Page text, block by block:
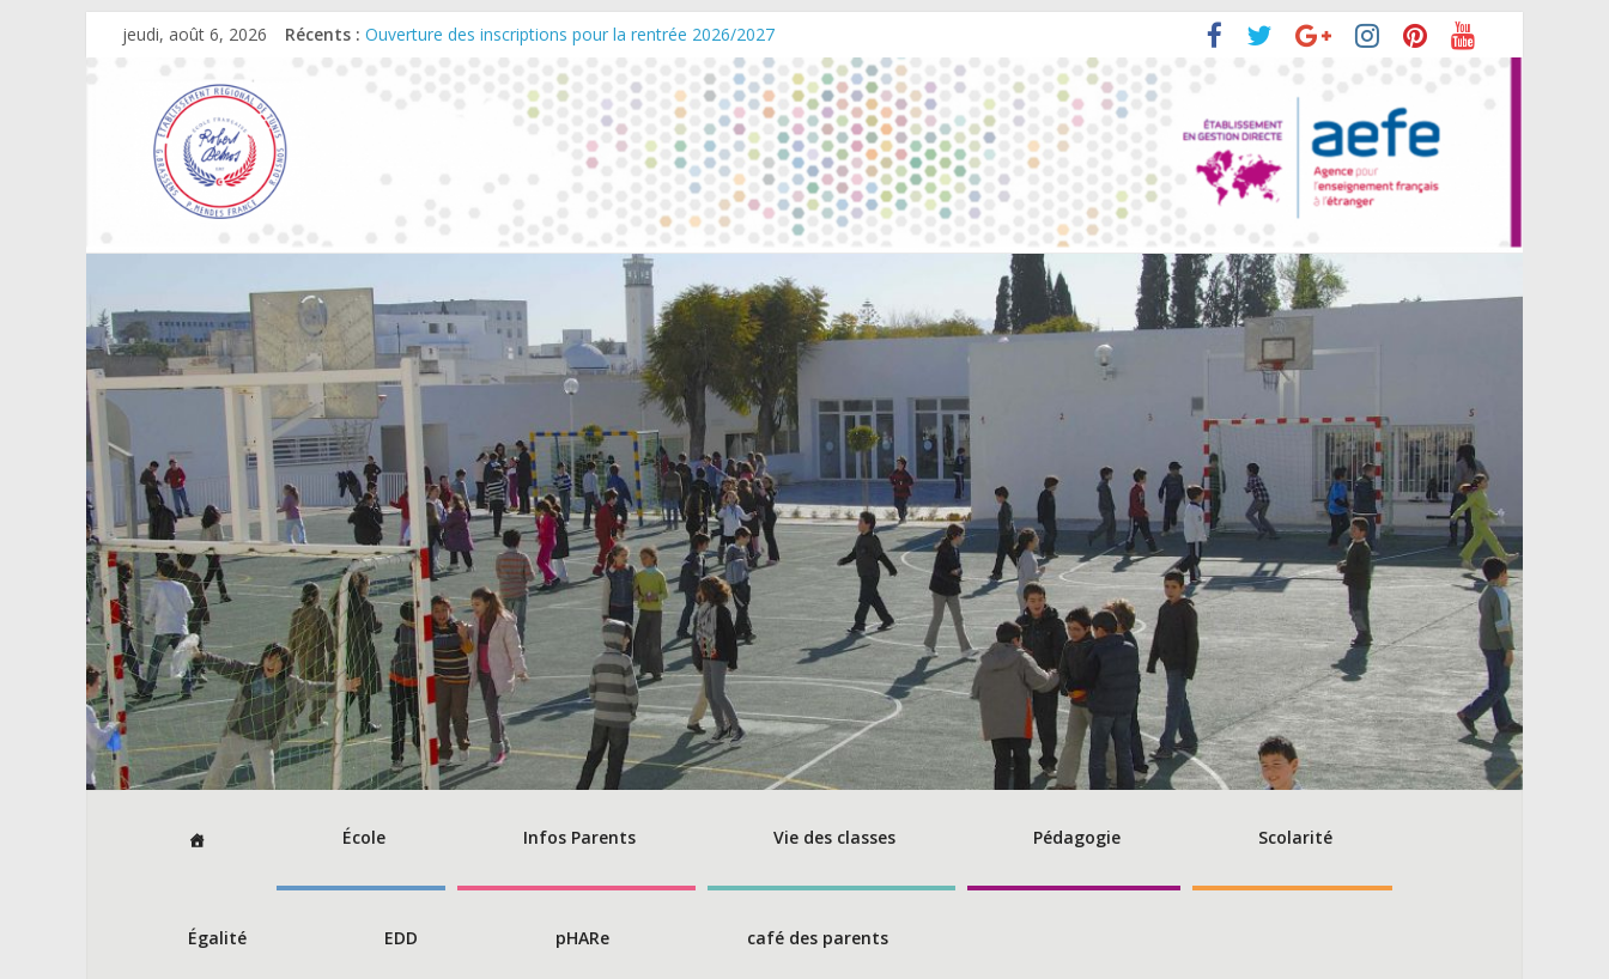
jeudi, août 6, 2026 Récents : Ouverture des inscriptions pour la rentrée 2026/2027
Scolarité en maternelle : Réduction exceptionnelle des frais de première inscription pour la rentrée
Campagne de changement d’établissement
Journée Portes Ouvertes – Vendredi 06 mars 2026
École Infos Parents Vie des classes Pédagogie Scolarité
Égalité EDD pHARe café des parents